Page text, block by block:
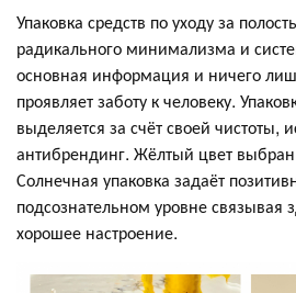
Упаковка средств по уходу за
радикального минимализма и
основная информация и ничего
проявляет заботу к человеку.
выделяется за счёт своей чистоты,
антибрендинг. Жёлтый цвет выбран
Солнечная упаковка задаёт
подсознательном уровне связывая
хорошее настроение.